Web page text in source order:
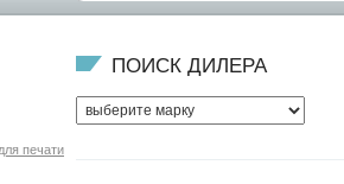
печати
ПОИСК ДИЛЕРА